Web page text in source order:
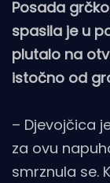
Posada
spasila je u
plutalo na
istočno od
– Djevojčica
za ovu
smrznula se.